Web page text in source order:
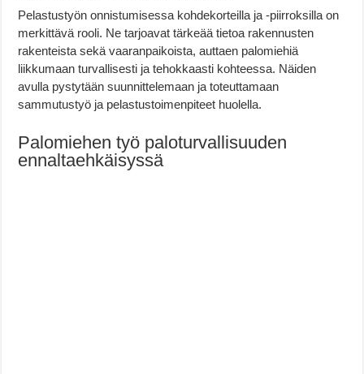
Pelastustyön onnistumisessa kohdekorteilla ja -piirroksilla on
merkittävä rooli. Ne tarjoavat tärkeää tietoa rakennusten
rakenteista sekä vaaranpaikoista, auttaen palomiehiä
liikkumaan turvallisesti ja tehokkaasti kohteessa. Näiden
avulla pystytään suunnittelemaan ja toteuttamaan
sammutustyö ja pelastustoimenpiteet huolella.
Palomiehen työ paloturvallisuuden
ennaltaehkäisyssä